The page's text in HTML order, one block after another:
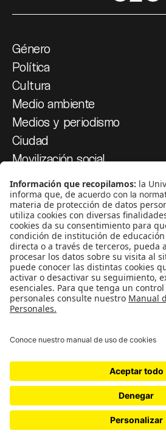
Género
Política
Cultura
Medio ambiente
Medios y periodismo
Ciudad
Movilización social
¿Quiénes somos?
Podcasts
Ediciones especiales
Proyectos 070
SÍGUENOS
¿Quieres escribir en 070?
CONTÁCTANOS
cerosetenta@uniandes.edu.co